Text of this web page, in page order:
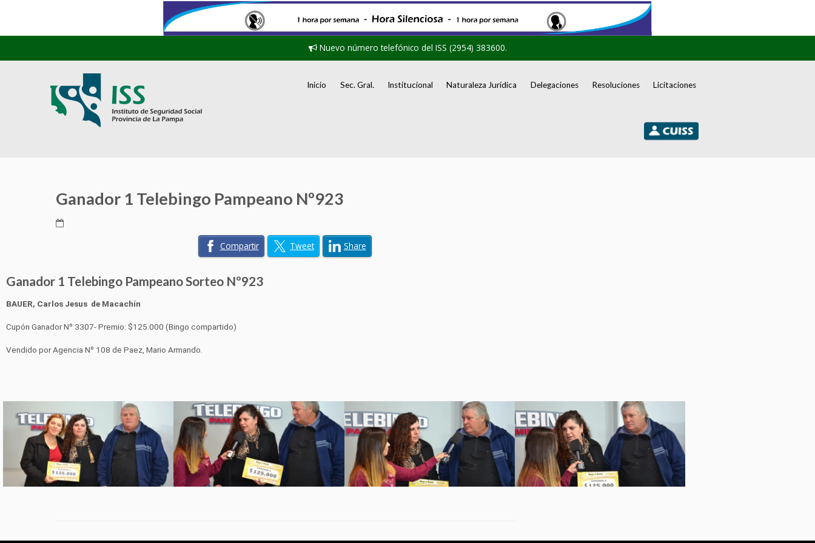
Nuevo número telefónico del ISS (2954) 383600.
Inicio Sec. Gral. Institucional Naturaleza Jurídica Delegaciones Resoluciones Licitaciones
Ganador 1 Telebingo Pampeano Nº923
Compartir Tweet Share
Ganador 1 Telebingo Pampeano Sorteo Nº923
BAUER, Carlos Jesus de Macachín
Cupón Ganador Nº 3307- Premio: $125.000 (Bingo compartido)
Vendido por Agencia Nº 108 de Paez, Mario Armando.